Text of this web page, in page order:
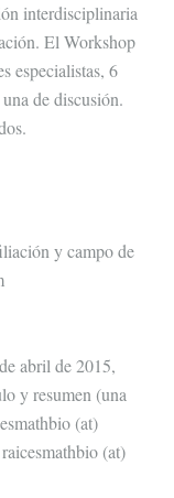
interdisciplinaria
El Workshop
especialistas, 6
de discusión.
y campo de
abril de 2015,
y resumen (una
(at)
(at)